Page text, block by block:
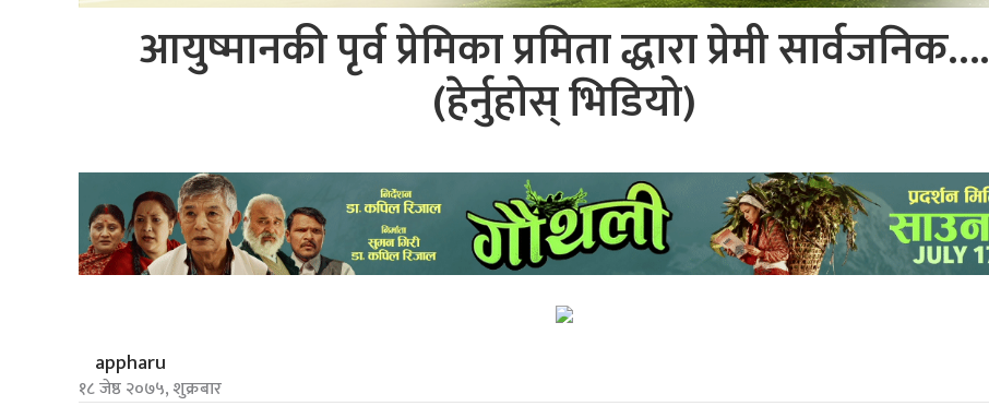
आयुष्मानकी पृर्व प्रेमिका प्रमिता द्धारा प्रेमी सार्वजनिक….
(हेर्नुहोस् भिडियो)
appharu
१८ जेष्ठ २०७५, शुक्रबार